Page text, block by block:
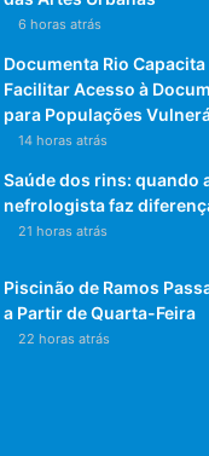
6 horas atrás
Documenta Rio
Facilitar Acesso à
para Populações
14 horas atrás
Saúde dos rins: quando
nefrologista faz
21 horas atrás
Piscinão de Ramos
a Partir de Quarta-Feira
22 horas atrás